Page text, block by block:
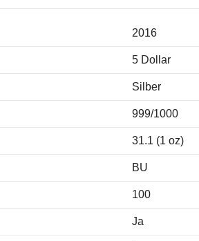
2016
5 Dollar
Silber
999/1000
31.1 (1 oz)
BU
100
Ja